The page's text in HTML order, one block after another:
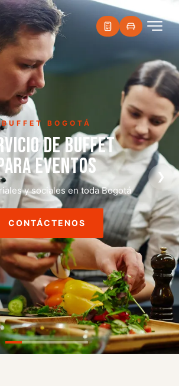
BUFFET BOGOTÁ
DE BUFFET
EVENTOS
y sociales en toda Bogotá
CONTÁCTENOS
❯